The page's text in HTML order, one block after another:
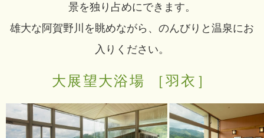
景を独り占めにできます。
雄大な阿賀野川を眺めながら、のんびりと温泉にお
入りください。
大展望大浴場 ［羽衣］